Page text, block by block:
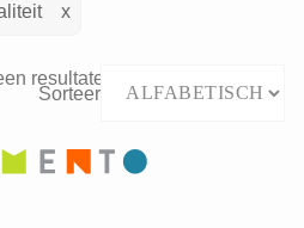
resultaten opgeleverd.
Sorteer